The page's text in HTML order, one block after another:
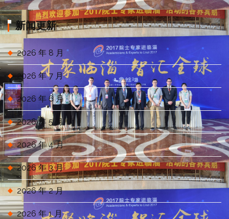
分
类新闻更新
2026 年 8 月
2026 年 7 月
2026 年 6 月
2026 年 5 月
2026 年 4 月
2026 年 3 月
2026 年 2 月
2026 年 1 月